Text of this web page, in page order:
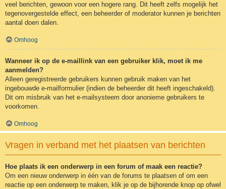
veel berichten, gewoon voor een hogere rang. Dit heeft zelfs mogelijk het
tegenovergestelde effect, een beheerder of moderator kunnen je berichten
aantal doen dalen.
Omhoog
Wanneer ik op de e-maillink van een gebruiker klik, moet ik me
aanmelden?
Alleen geregistreerde gebruikers kunnen gebruik maken van het
ingebouwde e-mailformulier (indien de beheerder dit heeft ingeschakeld).
Dit om misbruik van het e-mailsysteem door anonieme gebruikers te
voorkomen.
Omhoog
Vragen in verband met het plaatsen van berichten
Hoe plaats ik een onderwerp in een forum of maak een reactie?
Om een nieuw onderwerp in één van de forums te plaatsen of om een
reactie op een onderwerp te maken, klik je op de bijhorende knop op ofwel